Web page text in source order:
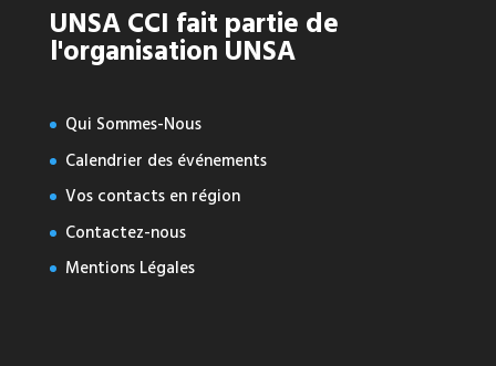
UNSA CCI fait partie de
l'organisation UNSA
Qui Sommes-Nous
Calendrier des événements
Vos contacts en région
Contactez-nous
Mentions Légales